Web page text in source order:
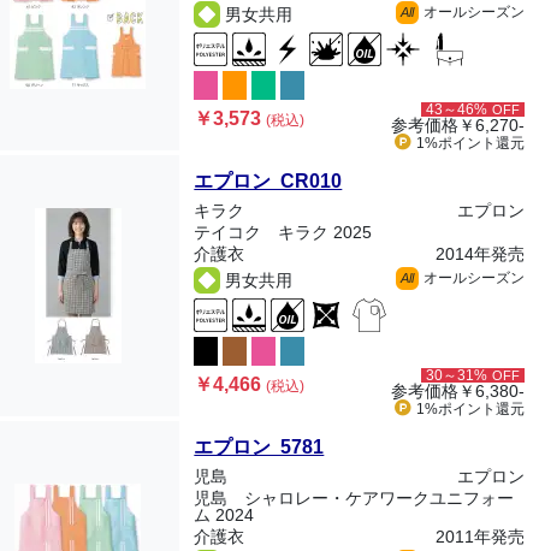
男女共用
All オールシーズン
￥3,573(税込)
43～46% OFF
参考価格￥6,270-
1%ポイント 還元
エプロン CR010
キラク
エプロン
テイコク キラク 2025
介護衣
2014年発売
男女共用
All オールシーズン
￥4,466(税込)
30～31% OFF
参考価格￥6,380-
1%ポイント 還元
エプロン 5781
児島
エプロン
児島 シャロレー・ケアワークユニフォー
ム 2024
介護衣
2011年発売